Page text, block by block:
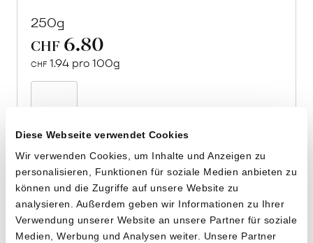
Diese Webseite verwendet Cookies
Wir verwenden Cookies, um Inhalte und Anzeigen zu
personalisieren, Funktionen für soziale Medien anbieten zu
können und die Zugriffe auf unsere Website zu
analysieren. Außerdem geben wir Informationen zu Ihrer
Verwendung unserer Website an unsere Partner für soziale
Medien, Werbung und Analysen weiter. Unsere Partner
250g
CHF 6.80
CHF 1.94 pro 100g